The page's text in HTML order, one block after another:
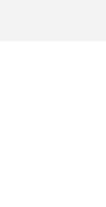
fermitate cu